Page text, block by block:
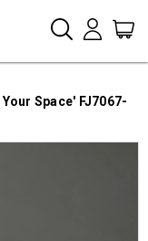
Space' FJ7067-